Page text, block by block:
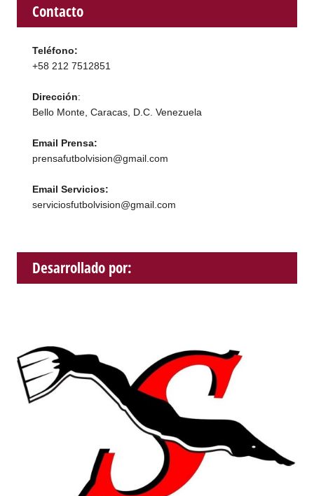
Contacto
Teléfono:
+58 212 7512851
Dirección:
Bello Monte, Caracas, D.C. Venezuela
Email Prensa:
prensafutbolvision@gmail.com
Email Servicios:
serviciosfutbolvision@gmail.com
Desarrollado por: